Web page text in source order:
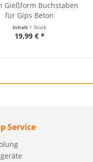
Gießform Buchstaben
für Gips Beton
Inhalt 1 Stück
19,99 € *
Service